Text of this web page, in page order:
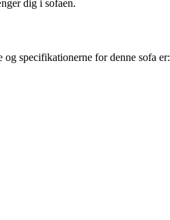
dig i sofaen.
specifikationerne for denne sofa er: